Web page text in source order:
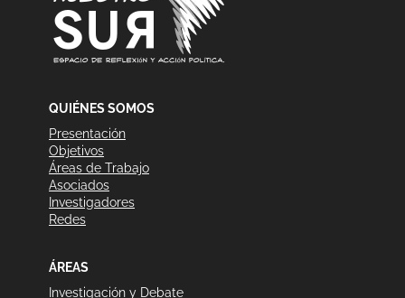
QUIÉNES SOMOS
Presentación
Objetivos
Áreas de Trabajo
Asociados
Investigadores
Redes
ÁREAS
Investigación y Debate